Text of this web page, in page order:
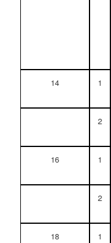
14 1
2
16 1
2
18 1